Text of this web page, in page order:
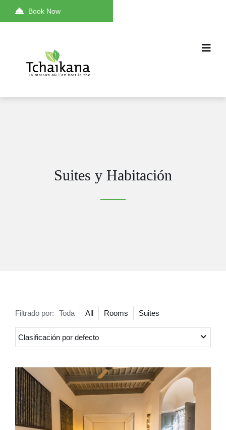
Book Now
Suites y Habitación
Filtrado por: Toda All Rooms Suites